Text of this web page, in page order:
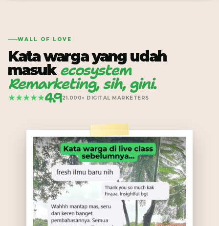
WALL OF LOVE
Kata warga yang udah
masukecosystem
Remarketing, sih, gini.
★★★★★4.921.000+ DIGITAL MARKETERS